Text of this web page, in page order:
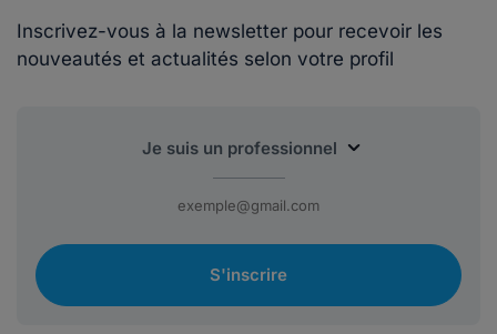
Inscrivez-vous à la newsletter pour recevoir les
nouveautés et actualités selon votre profil
S'inscrire